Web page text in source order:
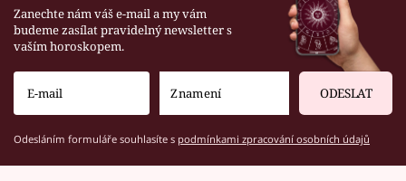
Zanechte nám váš e-mail a my vám
budeme zasílat pravidelný newsletter s
vaším horoskopem.
ODESLAT
Odesláním formuláře souhlasíte s podmínkami zpracování osobních údajů